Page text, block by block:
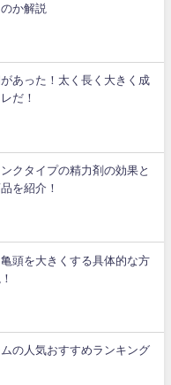
か解説
あった！太く長く大きく成
だ！
クタイプの精力剤の効果と
を紹介！
頭を大きくする具体的な方
の人気おすすめランキング